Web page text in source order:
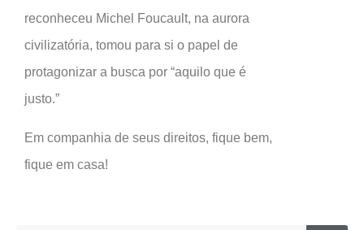
reconheceu Michel Foucault, na aurora
civilizatória, tomou para si o papel de
protagonizar a busca por “aquilo que é
justo.”
Em companhia de seus direitos, fique bem,
fique em casa!